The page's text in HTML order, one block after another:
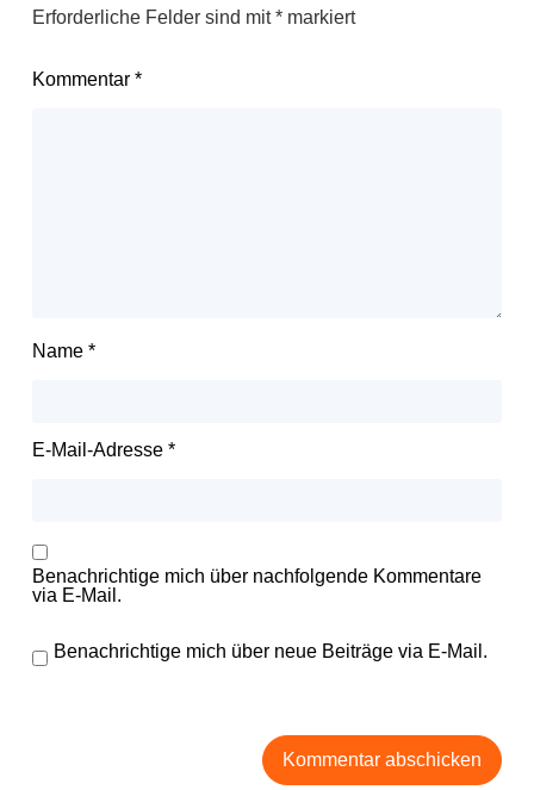
Erforderliche Felder sind mit*markiert
Kommentar *
Name *
E-Mail-Adresse *
Benachrichtige mich über nachfolgende Kommentare
via E-Mail.
Benachrichtige mich über neue Beiträge via E-Mail.